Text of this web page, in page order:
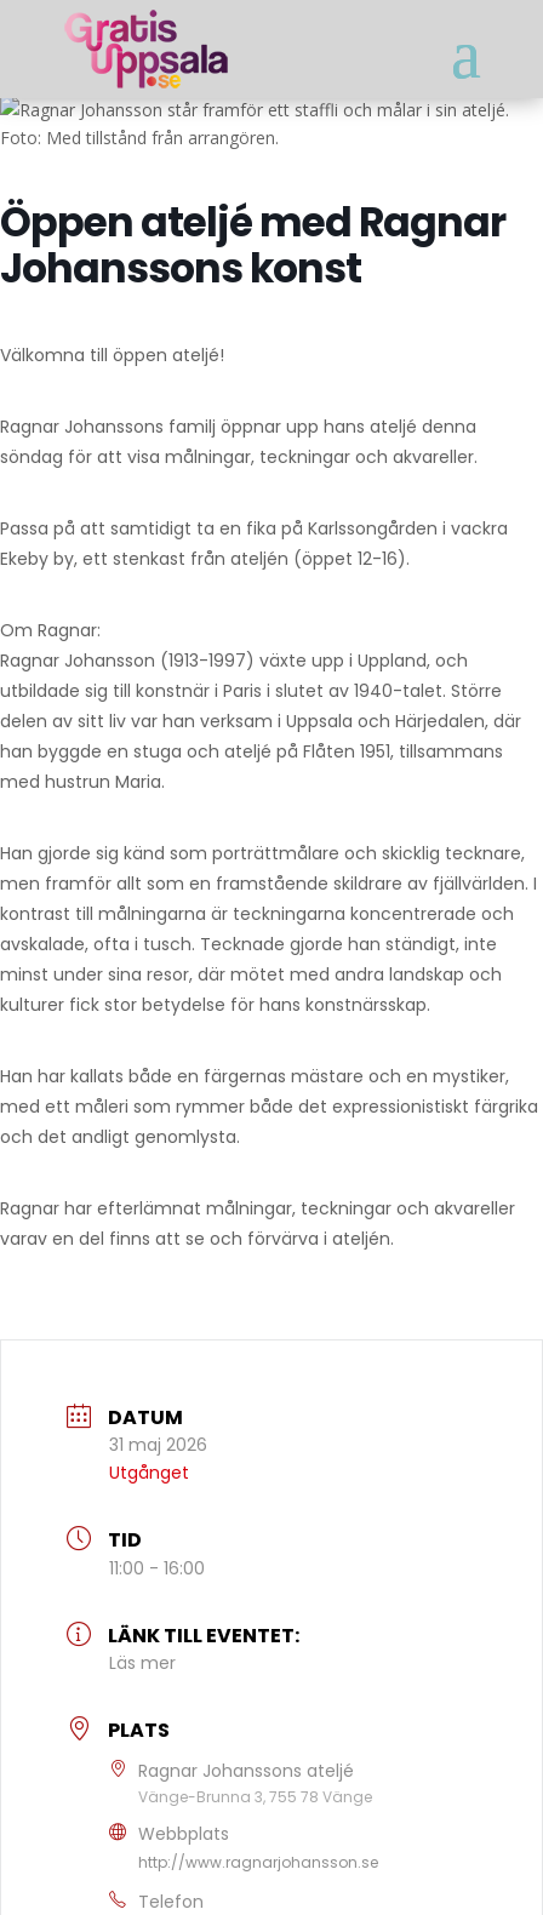
Foto: Med tillstånd från arrangören.
Öppen ateljé med Ragnar
Johanssons konst
Välkomna till öppen ateljé!
Ragnar Johanssons familj öppnar upp hans ateljé denna
söndag för att visa målningar, teckningar och akvareller.
Passa på att samtidigt ta en fika på Karlssongården i vackra
Ekeby by, ett stenkast från ateljén (öppet 12-16).
Om Ragnar:
Ragnar Johansson (1913-1997) växte upp i Uppland, och
utbildade sig till konstnär i Paris i slutet av 1940-talet. Större
delen av sitt liv var han verksam i Uppsala och Härjedalen, där
han byggde en stuga och ateljé på Flåten 1951, tillsammans
med hustrun Maria.
Han gjorde sig känd som porträttmålare och skicklig tecknare,
men framför allt som en framstående skildrare av fjällvärlden. I
kontrast till målningarna är teckningarna koncentrerade och
avskalade, ofta i tusch. Tecknade gjorde han ständigt, inte
minst under sina resor, där mötet med andra landskap och
kulturer fick stor betydelse för hans konstnärsskap.
Han har kallats både en färgernas mästare och en mystiker,
med ett måleri som rymmer både det expressionistiskt färgrika
och det andligt genomlysta.
Ragnar har efterlämnat målningar, teckningar och akvareller
varav en del finns att se och förvärva i ateljén.
DATUM
31 maj 2026
Utgånget
TID
11:00 - 16:00
LÄNK TILL EVENTET:
Läs mer
PLATS
Ragnar Johanssons ateljé
Vänge-Brunna 3, 755 78 Vänge
Webbplats
http://www.ragnarjohansson.se
Telefon